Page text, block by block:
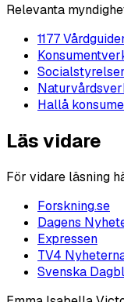
Relevanta
1177
Hallå
Läs vidare
För vidare läsning
Forskning.se
Dagens
Expressen
TV4
Svenska